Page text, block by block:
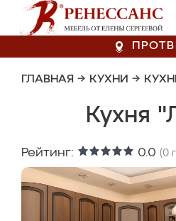
ГЛАВНАЯ → КУХНИ →
Кухня
Рейтинг: 0.0 (0